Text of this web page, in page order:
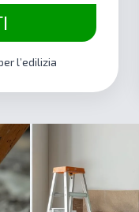
l’edilizia